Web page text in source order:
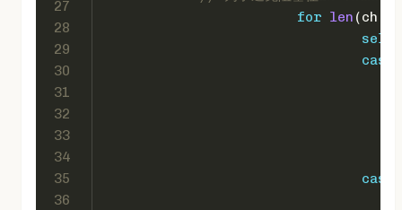
27
28
29
30
31
32
33
34
35
36
for len
case
case